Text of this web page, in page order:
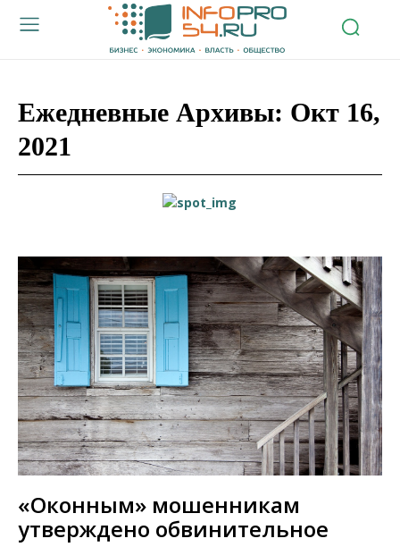
Ежедневные Архивы: Окт 16,
2021
«Оконным» мошенникам
утверждено обвинительное